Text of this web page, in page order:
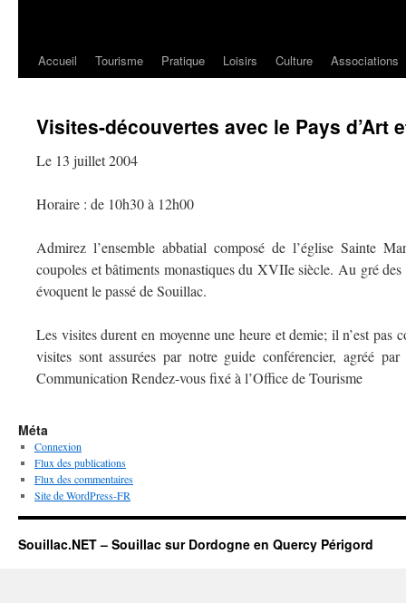
Accueil Tourisme Pratique Loisirs Culture Associations
Visites-découvertes avec le Pays d’Art
Le 13 juillet 2004
Horaire : de 10h30 à 12h00
Admirez l’ensemble abbatial composé de l’église Sainte
coupoles et bâtiments monastiques du XVIIe siècle. Au gré des
évoquent le passé de Souillac.
Les visites durent en moyenne une heure et demie; il n’est pas
visites sont assurées par notre guide conférencier, agréé
Communication Rendez-vous fixé à l’Office de Tourisme
Méta
Connexion
Flux des publications
Flux des commentaires
Site de WordPress-FR
Souillac.NET – Souillac sur Dordogne en Quercy Périgord